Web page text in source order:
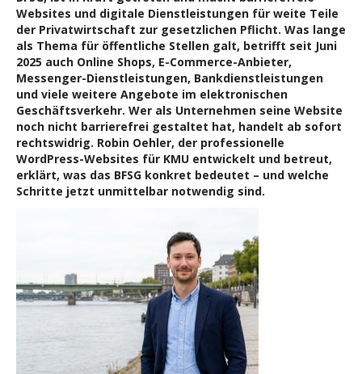
Websites und digitale Dienstleistungen für weite Teile
der Privatwirtschaft zur gesetzlichen Pflicht. Was lange
als Thema für öffentliche Stellen galt, betrifft seit Juni
2025 auch Online Shops, E-Commerce-Anbieter,
Messenger-Dienstleistungen, Bankdienstleistungen
und viele weitere Angebote im elektronischen
Geschäftsverkehr. Wer als Unternehmen seine Website
noch nicht barrierefrei gestaltet hat, handelt ab sofort
rechtswidrig. Robin Oehler, der professionelle
WordPress-Websites für KMU entwickelt und betreut,
erklärt, was das BFSG konkret bedeutet – und welche
Schritte jetzt unmittelbar notwendig sind.